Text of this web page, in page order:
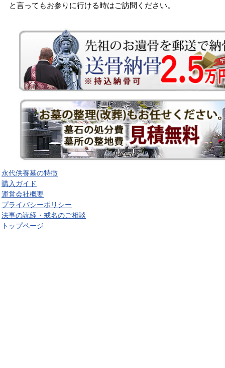
と言ってもお参りに行ける時はご訪問ください。
永代供養墓の特徴
購入ガイド
運営会社概要
プライバシーポリシー
法事の読経・戒名のご相談
トップページ